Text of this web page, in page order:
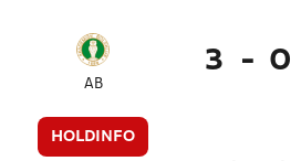
AB
HOLDINFO
3 - 0